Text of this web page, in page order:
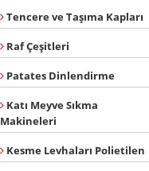
Tencere ve Taşıma Kapları
Raf Çeşitleri
Patates Dinlendirme
Katı Meyve Sıkma
Makineleri
Kesme Levhaları Polietilen